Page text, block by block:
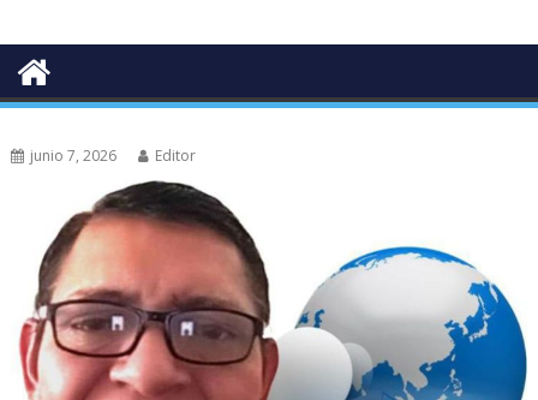
junio 7, 2026 Editor